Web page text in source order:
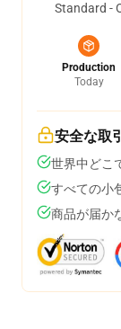
Standard -
Production
Today
安全な取引
世界中どこ
すべての小
商品が届か